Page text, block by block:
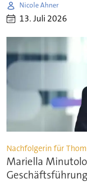
Nicole Ahner
13. Juli 2026
Nachfolgerin für
Mariella
Geschäftsführung